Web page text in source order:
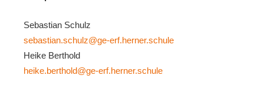
Sebastian Schulz
sebastian.schulz@ge-erf.herner.schule
Heike Berthold
heike.berthold@ge-erf.herner.schule